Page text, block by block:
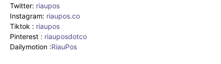
Twitter: riaupos
Instagram: riaupos.co
Tiktok : riaupos
Pinterest : riauposdotco
Dailymotion :RiauPos